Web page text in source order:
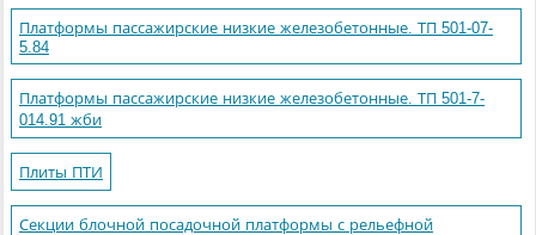
Платформы пассажирские низкие железобетонные. ТП 501-07-
5.84
Платформы пассажирские низкие железобетонные. ТП 501-7-
014.91 жби
Плиты ПТИ
Секции блочной посадочной платформы с рельефной